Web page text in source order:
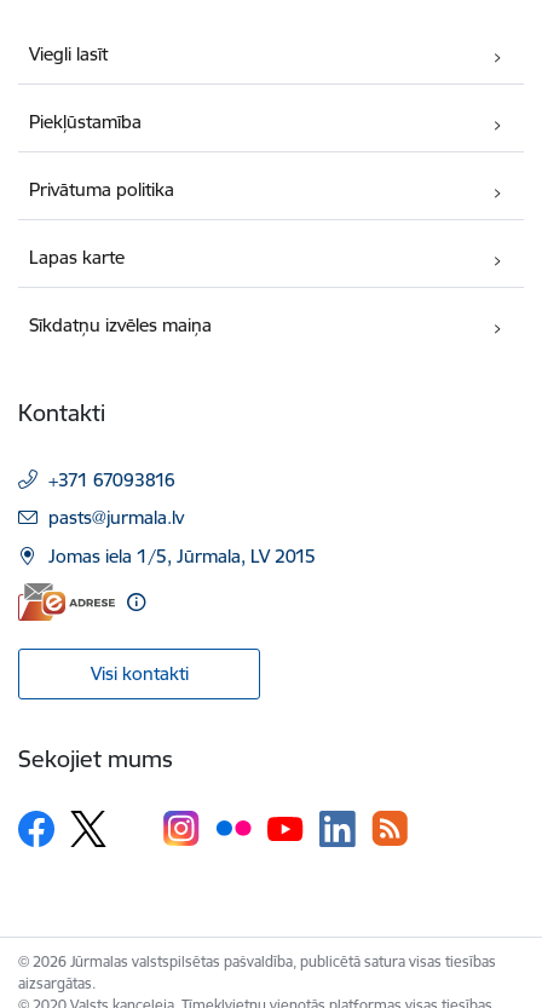
Viegli lasīt
Piekļūstamība
Privātuma politika
Lapas karte
Sīkdatņu izvēles maiņa
Kontakti
+371 67093816
E-pasts:
pasts@jurmala.lv
Jomas iela 1/5, Jūrmala, LV 2015
Visi kontakti
Sekojiet mums
© 2026 Jūrmalas valstspilsētas pašvaldība, publicētā satura visas tiesības
aizsargātas.